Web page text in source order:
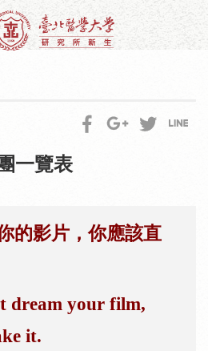
一覽表
的影片，你應該直
dream your film,
it.